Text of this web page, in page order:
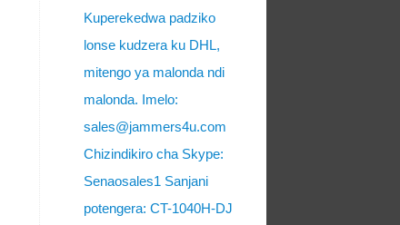
Kuperekedwa padziko
lonse kudzera ku DHL,
mitengo ya malonda ndi
malonda. Imelo:
sales@jammers4u.com
Chizindikiro cha Skype:
Senaosales1 Sanjani
potengera: CT-1040H-DJ